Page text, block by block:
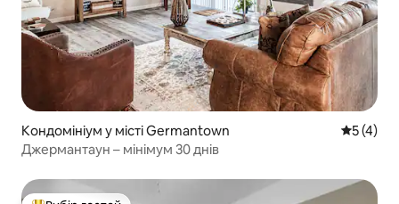
Кондомініум у місті Germantown Середня
5 (4)
Джермантаун – мінімум 30 днів